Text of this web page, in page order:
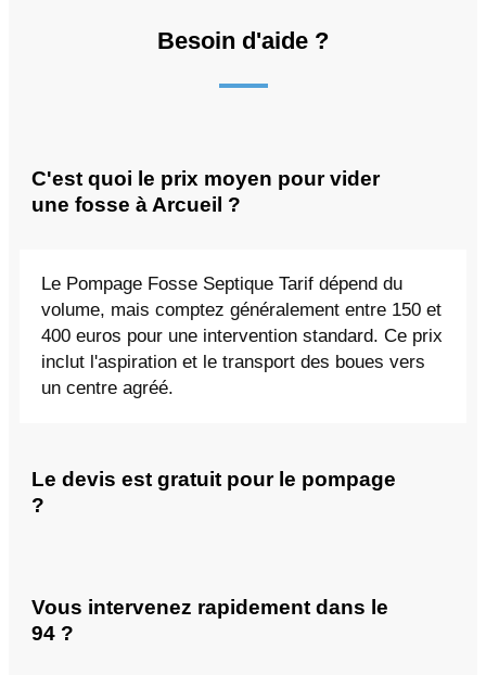
Besoin d'aide ?
C'est quoi le prix moyen pour vider
une fosse à Arcueil ?
Le Pompage Fosse Septique Tarif dépend du
volume, mais comptez généralement entre 150 et
400 euros pour une intervention standard. Ce prix
inclut l'aspiration et le transport des boues vers
un centre agréé.
Le devis est gratuit pour le pompage
?
Vous intervenez rapidement dans le
94 ?